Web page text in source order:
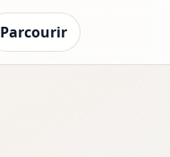
Parcourir